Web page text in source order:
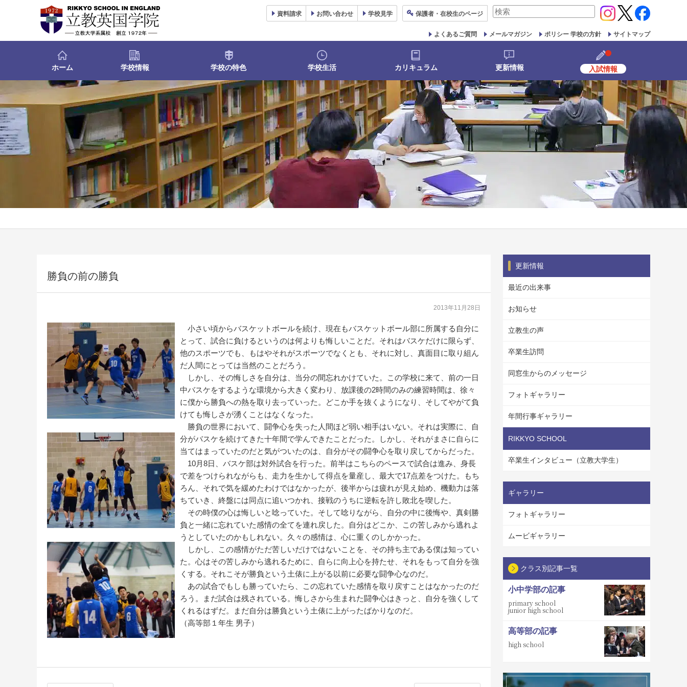
資料請求 お問い合わせ 学校見学 保護者 ・在校生のページ
検
対
象:
よくあるご質問 メールマガジン ポリシー 学校の方針 サイトマップ
ホーム 学校情報 学校の特色 学校生活 カリキュラム 更新情報 入試情報
勝負の前の勝負
2013年11月28日
小さい頃からバスケットボールを続け、現在もバスケットボール部に所属する自分に
とって、試合に負けるというのは何よりも悔しいことだ。それはバスケだけに限らず、
他のスポーツでも、もはやそれがスポーツでなくとも、それに対し、真面目に取り組ん
だ人間にとっては当然のことだろう。
しかし、その悔しさを自分は、当分の間忘れかけていた。この学校に来て、前の一日
中バスケをするような環境から大きく変わり、放課後の2時間のみの練習時間は、徐々
に僕から勝負への熱を取り去っていった。どこか手を抜くようになり、そしてやがて負
けても悔しさが湧くことはなくなった。
勝負の世界において、闘争心を失った人間ほど弱い相手はいない。それは実際に、自
分がバスケを続けてきた十年間で学んできたことだった。しかし、それがまさに自らに
当てはまっていたのだと気がついたのは、自分がその闘争心を取り戻してからだった。
10月8日、バスケ部は対外試合を行った。前半はこちらのペースで試合は進み、身長
で差をつけられながらも、走力を生かして得点を量産し、最大で17点差をつけた。もち
ろん、それで気を緩めたわけではなかったが、後半からは疲れが見え始め、機動力は落
ちていき、終盤には同点に追いつかれ、接戦のうちに逆転を許し敗北を喫した。
その時僕の心は悔しいと唸っていた。そして唸りながら、自分の中に後悔や、真剣勝
負と一緒に忘れていた感情の全てを連れ戻した。自分はどこか、この苦しみから逃れよ
うとしていたのかもしれない。久々の感情は、心に重くのしかかった。
しかし、この感情がただ苦しいだけではないことを、その持ち主である僕は知ってい
た。心はその苦しみから逃れるために、自らに向上心を持たせ、それをもって自分を強
くする。それこそが勝負という土俵に上がる以前に必要な闘争心なのだ。
あの試合でもしも勝っていたら、この忘れていた感情を取り戻すことはなかったのだ
ろう。まだ試合は残されている。悔しさから生まれた闘争心はきっと、自分を強くして
くれるはずだ。まだ自分は勝負という土俵に上がったばかりなのだ。
（高等部１年生 男子）
更新情報
最近の出来事
お知らせ
立教生の声
卒業生訪問
同窓生からのメッセージ
フォトギャラリー
年間行事ギャラリー
RIKKYO SCHOOL
卒業生インタビュー（立教大学生）
ギャラリー
フォトギャラリー
ムービギャラリー
クラス別記事一覧
小中学部の記事
primary school
junior high school
高等部の記事
high school